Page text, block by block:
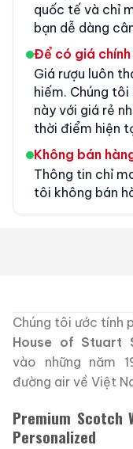
quốc tế và chỉ
bạn dễ dàng
Để có giá chính
Giá rượu luôn
hiếm. Chúng
này với giá rẻ
thời điểm hiện
Không bán
Thông tin chỉ
tôi không bán
Chúng tôi ước tính
House of Stuart
vào những năm
đường air về Việt
Premium Scotch
Personalized